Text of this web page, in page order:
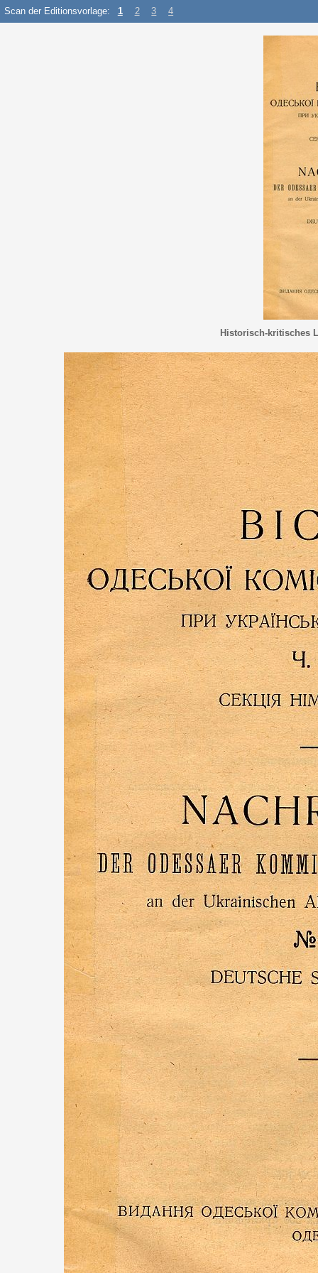
Scan der Editionsvorlage: 1 2 3 4
Historisch-kritisches